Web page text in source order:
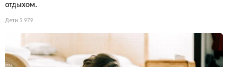
отдыхом.
Дети 5 979